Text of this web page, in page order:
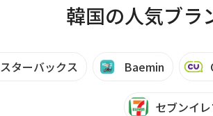
韓国の人気ブラ
スターバックス Baemin
セブンイ